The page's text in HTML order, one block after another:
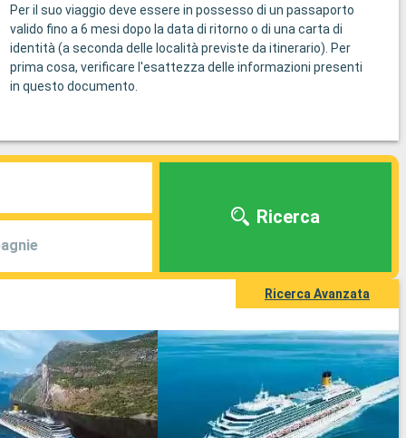
Per il suo viaggio deve essere in possesso di un passaporto
valido fino a 6 mesi dopo la data di ritorno o di una carta di
identità (a seconda delle località previste da itinerario). Per
prima cosa, verificare l'esattezza delle informazioni presenti
in questo documento.
Ricerca
Ricerca Avanzata